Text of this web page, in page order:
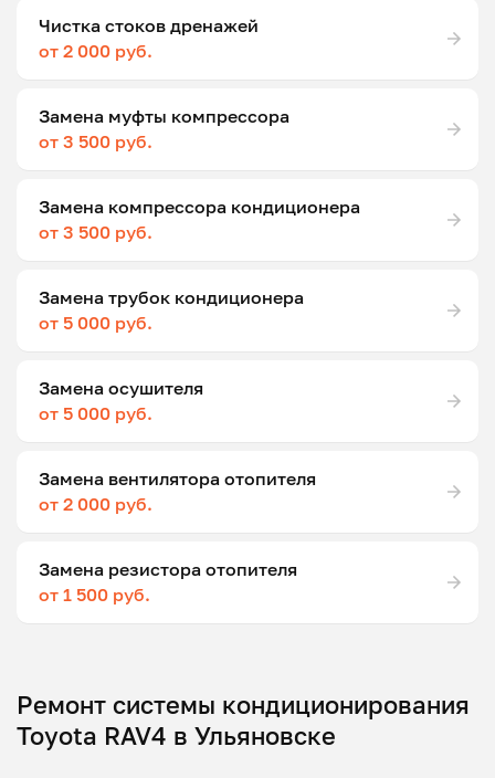
Чистка стоков дренажей
от 2 000 руб.
Замена муфты компрессора
от 3 500 руб.
Замена компрессора кондиционера
от 3 500 руб.
Замена трубок кондиционера
от 5 000 руб.
Замена осушителя
от 5 000 руб.
Замена вентилятора отопителя
от 2 000 руб.
Замена резистора отопителя
от 1 500 руб.
Ремонт системы кондиционирования
Toyota RAV4 в Ульяновске